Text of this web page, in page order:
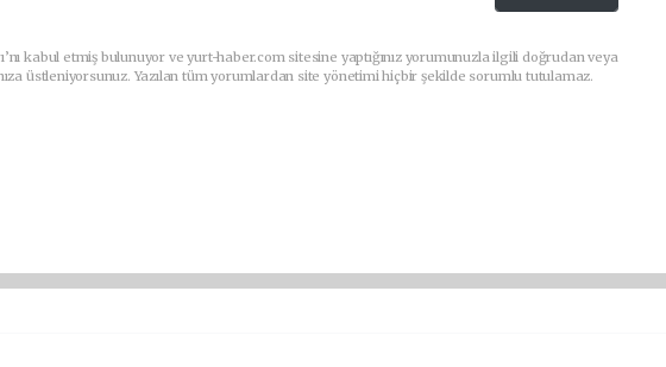
kabul etmiş bulunuyor ve yurt-haber.com sitesine yaptığınız yorumunuzla ilgili doğrudan veya
üstleniyorsunuz. Yazılan tüm yorumlardan site yönetimi hiçbir şekilde sorumlu tutulamaz.